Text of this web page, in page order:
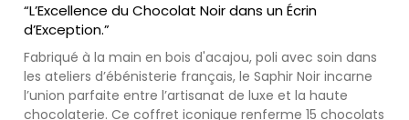
“L’Excellence du Chocolat Noir dans un Écrin
d’Exception.”
Fabriqué à la main en bois d'acajou, poli avec soin dans
les ateliers d’ébénisterie français, le Saphir Noir incarne
l’union parfaite entre l’artisanat de luxe et la haute
chocolaterie. Ce coffret iconique renferme 15 chocolats